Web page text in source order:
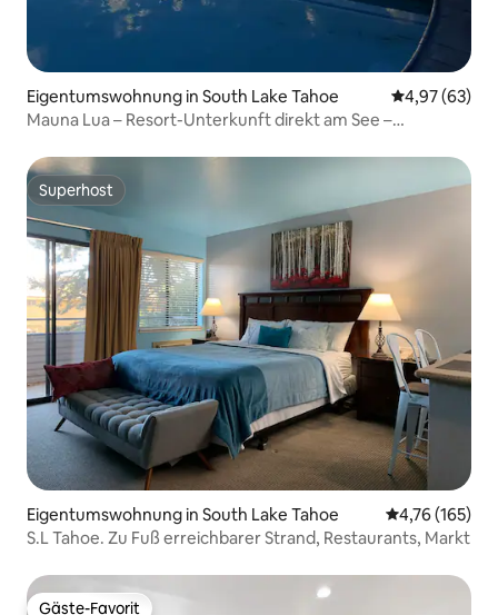
Eigentumswohnung in South Lake Tahoe
4,97 (63)
Mauna Lua – Resort-Unterkunft direkt am See –
Superhost
Superhost
Eigentumswohnung in South Lake Tahoe
4,76 (165)
S.L Tahoe. Zu Fuß erreichbarer Strand, Restaurants, Markt
Gäste-Favorit